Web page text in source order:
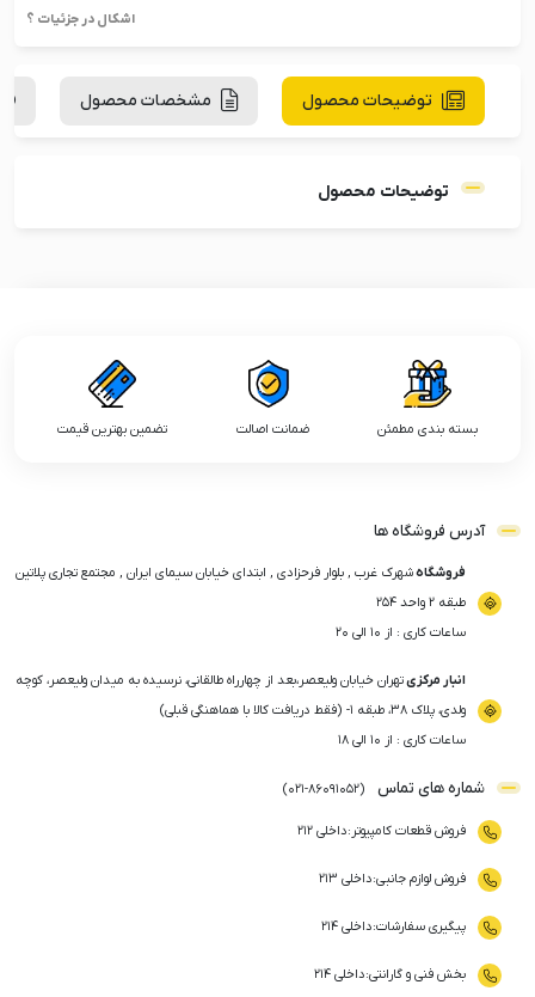
اشکال در جزئیات ؟
توضیحات محصول مشخصات محصول
توضیحات محصول
بسته بندی مطمئن ضمانت اصالت تضمین بهترین قیمت
آدرس فروشگاه ها
فروشگاهشهرک غرب , بلوار فرحزادی , ابتدای خیابان سیمای ایران , مجتمع تجاری پلاتین
طبقه ۲ واحد ۲۵۴
ساعات کاری : از ۱۰ الی ۲۰
انبار مرکزیتهران خیابان ولیعصر،بعد از چهارراه طالقانی، نرسیده به میدان ولیعصر، کوچه
ولدی، پلاک ۳۸، طبقه ۱- (فقط دریافت کالا با هماهنگی قبلی)
ساعات کاری : از ۱۰ الی ۱۸
شماره های تماس (
021-86091052
)
فروش قطعات کامپیوتر :داخلی ۲۱۲
فروش لوازم جانبی:داخلی ۲۱۳
پیگیری سفارشات:داخلی ۲۱۴
بخش فنی و گارانتی:داخلی ۲۱۴